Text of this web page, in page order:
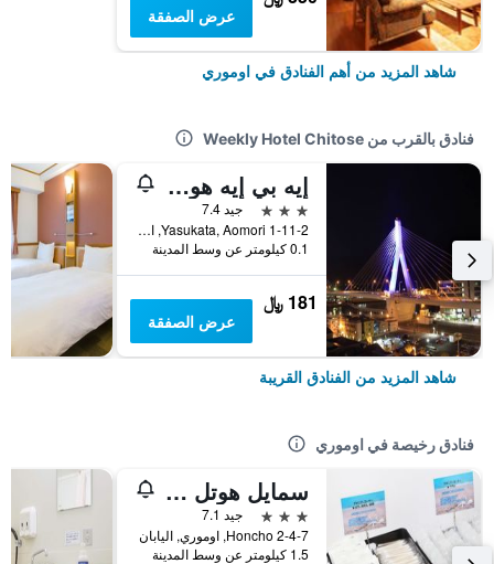
عرض الصفقة
شاهد المزيد من أهم الفنادق في اوموري
فنادق بالقرب من Weekly Hotel Chitose
إيه بي إيه هوتل أوموري إكيهيغاشي
3 نجوم
جيد 7.4
1-11-2 Yasukata, Aomori, اوموري, اليابان
0.1 كيلومتر عن وسط المدينة
181 ﷼
عرض الصفقة
شاهد المزيد من الفنادق القريبة
فنادق رخيصة في اوموري
سمايل هوتل آموري
3 نجوم
جيد 7.1
2-4-7 Honcho, اوموري, اليابان
1.5 كيلومتر عن وسط المدينة